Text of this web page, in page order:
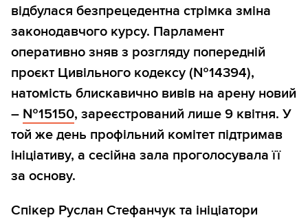
відбулася безпрецедентна стрімка зміна
законодавчого курсу. Парламент
оперативно зняв з розгляду попередній
проєкт Цивільного кодексу (№14394),
натомість блискавично вивів на арену новий
– №15150, зареєстрований лише 9 квітня. У
той же день профільний комітет підтримав
ініціативу, а сесійна зала проголосувала її
за основу.
Спікер Руслан Стефанчук та ініціатори